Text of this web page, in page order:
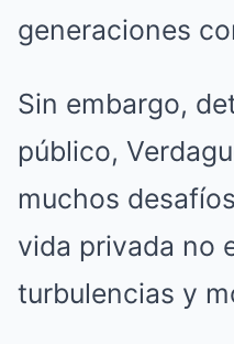
generaciones
Sin embargo,
público,
muchos
vida privada no
turbulencias y